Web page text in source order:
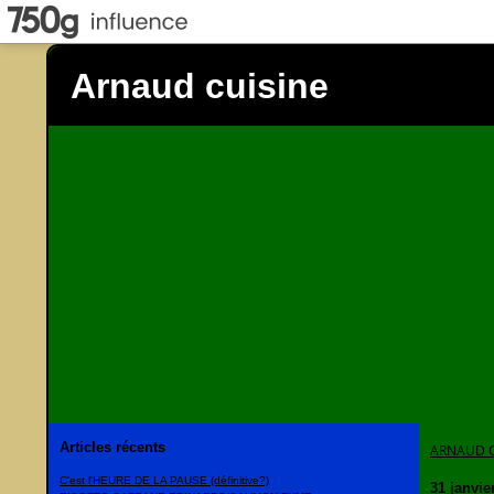
Arnaud cuisine
Articles récents
C'est l'HEURE DE LA PAUSE (définitive?)
ARNAUD
31